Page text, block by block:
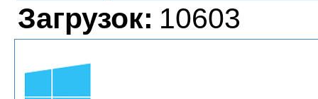
Загрузок: 10603